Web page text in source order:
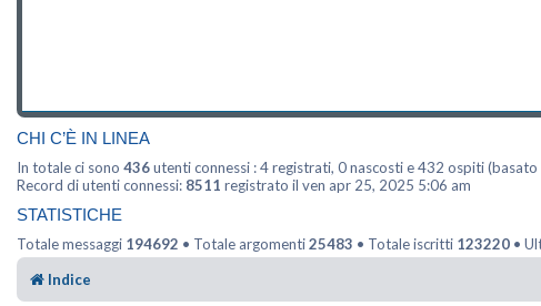
CHI C’È IN LINEA
In totale ci sono 436utenti connessi : 4 registrati, 0 nascosti e 432 ospiti
Record di utenti connessi: 8511 registrato il ven apr 25, 2025 5:06 am
STATISTICHE
Totale messaggi 194692 • Totale argomenti25483 • Totale iscritti 123220 •
Indice